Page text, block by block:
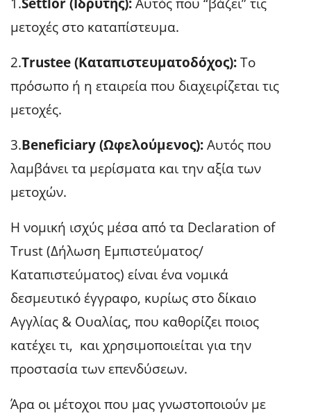
μετοχές στο καταπίστευμα.
2.Trustee (Καταπιστευματοδόχος):Το
πρόσωπο ή η εταιρεία που διαχειρίζεται τις
μετοχές.
3.Beneficiary (Ωφελούμενος):Αυτός που
λαμβάνει τα μερίσματα και την αξία των
μετοχών.
Η νομική ισχύς μέσα από τα Declaration of
Trust (Δήλωση Εμπιστεύματος/
Καταπιστεύματος) είναι ένα νομικά
δεσμευτικό έγγραφο, κυρίως στο δίκαιο
Αγγλίας & Ουαλίας, που καθορίζει ποιος
κατέχει τι, και χρησιμοποιείται για την
προστασία των επενδύσεων.
Άρα οι μέτοχοι που μας γνωστοποιούν με